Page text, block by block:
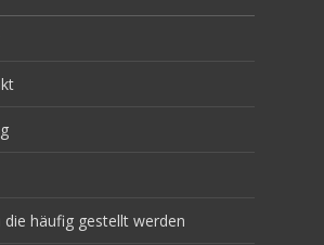
die häufig gestellt werden